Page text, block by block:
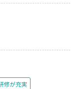
修が充実